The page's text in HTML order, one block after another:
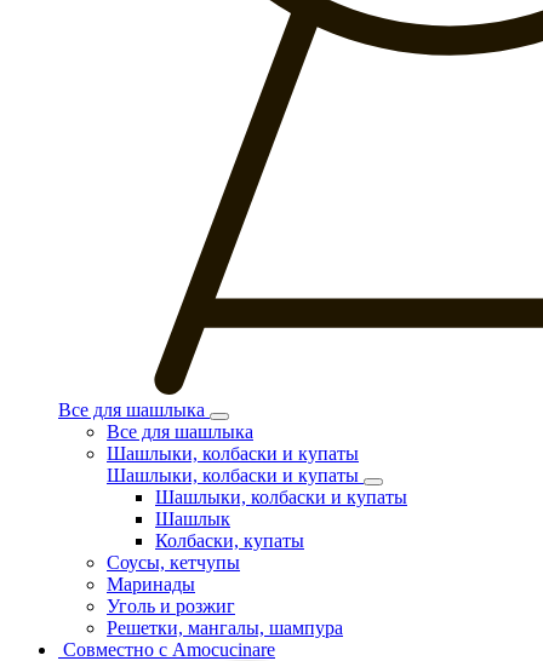
Все для шашлыка
Все для шашлыка
Шашлыки, колбаски и купаты
Шашлыки, колбаски и купаты
Шашлыки, колбаски и купаты
Шашлык
Колбаски, купаты
Соусы, кетчупы
Маринады
Уголь и розжиг
Решетки, мангалы, шампура
Совместно с Amocucinare